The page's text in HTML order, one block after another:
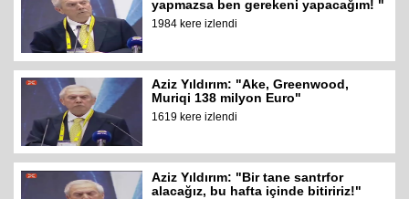
yapmazsa ben gerekeni yapacağım! "
1984 kere izlendi
Aziz Yıldırım: "Ake, Greenwood,
Muriqi 138 milyon Euro"
1619 kere izlendi
Aziz Yıldırım: "Bir tane santrfor
alacağız, bu hafta içinde bitiririz!"